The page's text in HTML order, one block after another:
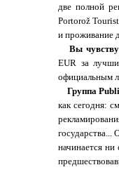
две полной
Portorož Tourist
и проживание
Вы
EUR за
Группа
как сегодня:
государства...
начинается